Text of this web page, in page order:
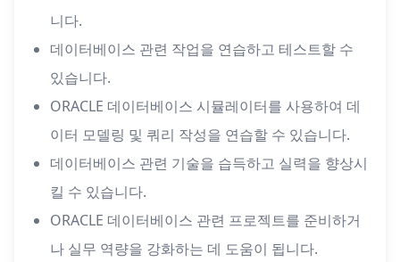
니다.
데이터베이스 관련 작업을 연습하고 테스트할 수
있습니다.
ORACLE 데이터베이스 시뮬레이터를 사용하여 데
이터 모델링 및 쿼리 작성을 연습할 수 있습니다.
데이터베이스 관련 기술을 습득하고 실력을 향상시
킬 수 있습니다.
ORACLE 데이터베이스 관련 프로젝트를 준비하거
나 실무 역량을 강화하는 데 도움이 됩니다.